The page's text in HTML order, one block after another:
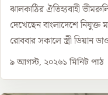
ঝালকাঠির ঐতিহ্যবাহী
দেখেছেন বাংলাদেশে নিযুক্ত
রোববার সকালে স্ত্রী ডিয়ান
৯ আগস্ট, ২০২৬১ মিনিট পাঠ